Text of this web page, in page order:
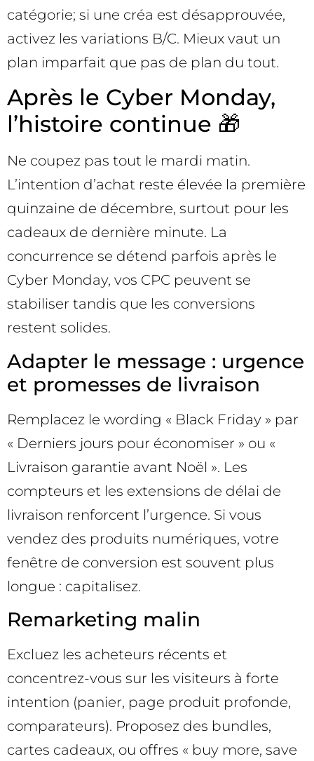
catégorie; si une créa est désapprouvée,
activez les variations B/C. Mieux vaut un
plan imparfait que pas de plan du tout.
Après le Cyber Monday,
l’histoire continue 🎁
Ne coupez pas tout le mardi matin.
L’intention d’achat reste élevée la première
quinzaine de décembre, surtout pour les
cadeaux de dernière minute. La
concurrence se détend parfois après le
Cyber Monday, vos CPC peuvent se
stabiliser tandis que les conversions
restent solides.
Adapter le message : urgence
et promesses de livraison
Remplacez le wording « Black Friday » par
« Derniers jours pour économiser » ou «
Livraison garantie avant Noël ». Les
compteurs et les extensions de délai de
livraison renforcent l’urgence. Si vous
vendez des produits numériques, votre
fenêtre de conversion est souvent plus
longue : capitalisez.
Remarketing malin
Excluez les acheteurs récents et
concentrez-vous sur les visiteurs à forte
intention (panier, page produit profonde,
comparateurs). Proposez des bundles,
cartes cadeaux, ou offres « buy more, save